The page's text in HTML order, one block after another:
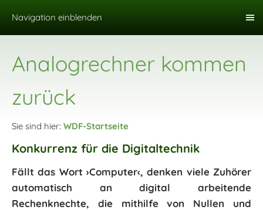
Navigation einblenden
Analogrechner kommen
zurück
Sie sind hier: WDF-Startseite
Konkurrenz für die Digitaltechnik
Fällt das Wort ›Computer‹, denken viele Zuhörer
automatisch an digital arbeitende
Rechenknechte, die mithilfe von Nullen und